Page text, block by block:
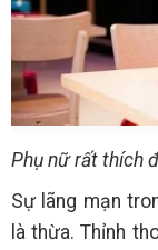
Phụ nữ rất thích
Sự lãng mạn
là thừa. Thỉnh